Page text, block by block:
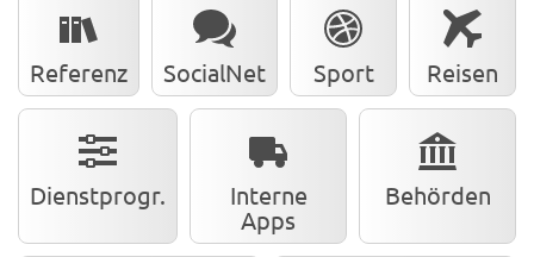
Referenz SocialNet Sport Reisen
Dienstprogr.
Interne
Apps
Behörden